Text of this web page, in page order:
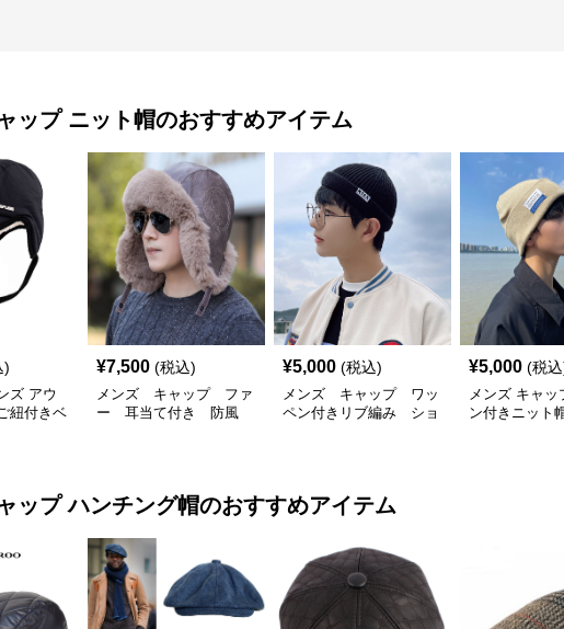
ップ ニット帽のおすすめアイテム
)
ズ アウ
紐付きベ
¥7,500 (税込)
メンズ キャップ ファ
ー 耳当て付き 防風
¥5,000 (税込)
メンズ キャップ ワッ
ペン付きリブ編み ショ
¥5,000 (税
メンズ キャッ
ン付きニット
ップ ハンチング帽のおすすめアイテム